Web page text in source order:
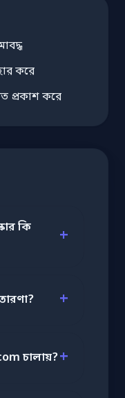
করে
প্রকাশ করে
কি
চালায়?